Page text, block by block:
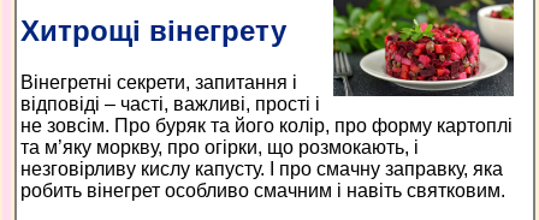
Хитрощі вінегрету
Вінегретні секрети, запитання і
відповіді – часті, важливі, прості і
не зовсім. Про буряк та його колір, про форму картоплі
та м’яку моркву, про огірки, що розмокають, і
незговірливу кислу капусту. І про смачну заправку, яка
робить вінегрет особливо смачним і навіть святковим.